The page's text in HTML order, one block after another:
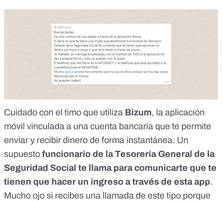
Cuidado con el timo que utiliza Bizum, la aplicación
móvil vinculada a una cuenta bancaria que te permite
enviar y recibir dinero de forma instantánea. Un
supuesto funcionario de la Tesorería General de la
Seguridad Social te llama para comunicarte que te
tienen que hacer un ingreso a través de esta app.
Mucho ojo si recibes una llamada de este tipo porque